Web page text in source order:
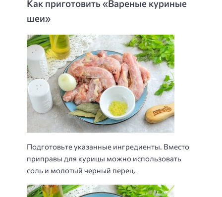
Как приготовить «Вареные куриные
шеи»
Подготовьте указанные ингредиенты. Вместо
приправы для курицы можно использовать
соль и молотый черный перец.